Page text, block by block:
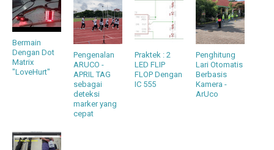
Bermain
Dengan Dot
Matrix
"LoveHurt"
Pengenalan
ARUCO -
APRIL TAG
sebagai
deteksi
marker yang
cepat
Praktek : 2
LED FLIP
FLOP Dengan
IC 555
Penghitung
Lari Otomatis
Berbasis
Kamera -
ArUco